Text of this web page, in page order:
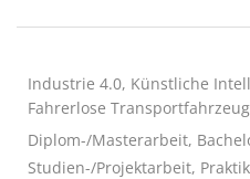
Industrie 4.0, Künstliche
Fahrerlose
Diplom-/Masterarbeit,
Studien-/Projektarbeit,